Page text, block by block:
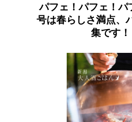
パフェ！パフェ！
号は春らしさ満点、
集です！